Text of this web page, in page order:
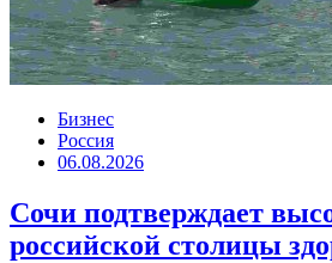
Бизнес
Россия
06.08.2026
Сочи подтверждает
российской столицы